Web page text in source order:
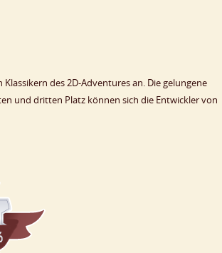
Klassikern des 2D-Adventures an. Die gelungene
und dritten Platz können sich die Entwickler von